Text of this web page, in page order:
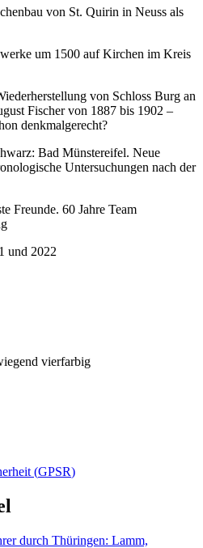
von St. Quirin in Neuss als
um 1500 auf Kirchen im Kreis
von Schloss Burg an
Fischer von 1887 bis 1902 –
denkmalgerecht?
Bad Münstereifel. Neue
Untersuchungen nach der
Freunde. 60 Jahre Team
und 2022
vierfarbig
(GPSR)